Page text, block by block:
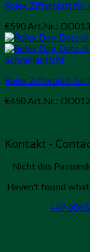
Rolex Zifferblatt für
€590 Art.Nr.:
Schnellansicht
Rolex Zifferblatt für
€450 Art.Nr.:
Kontakt -
Nicht das
Haven't found
+49